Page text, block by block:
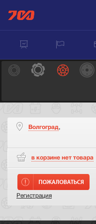
Волгоград,
в корзине нет товара
Регистрация